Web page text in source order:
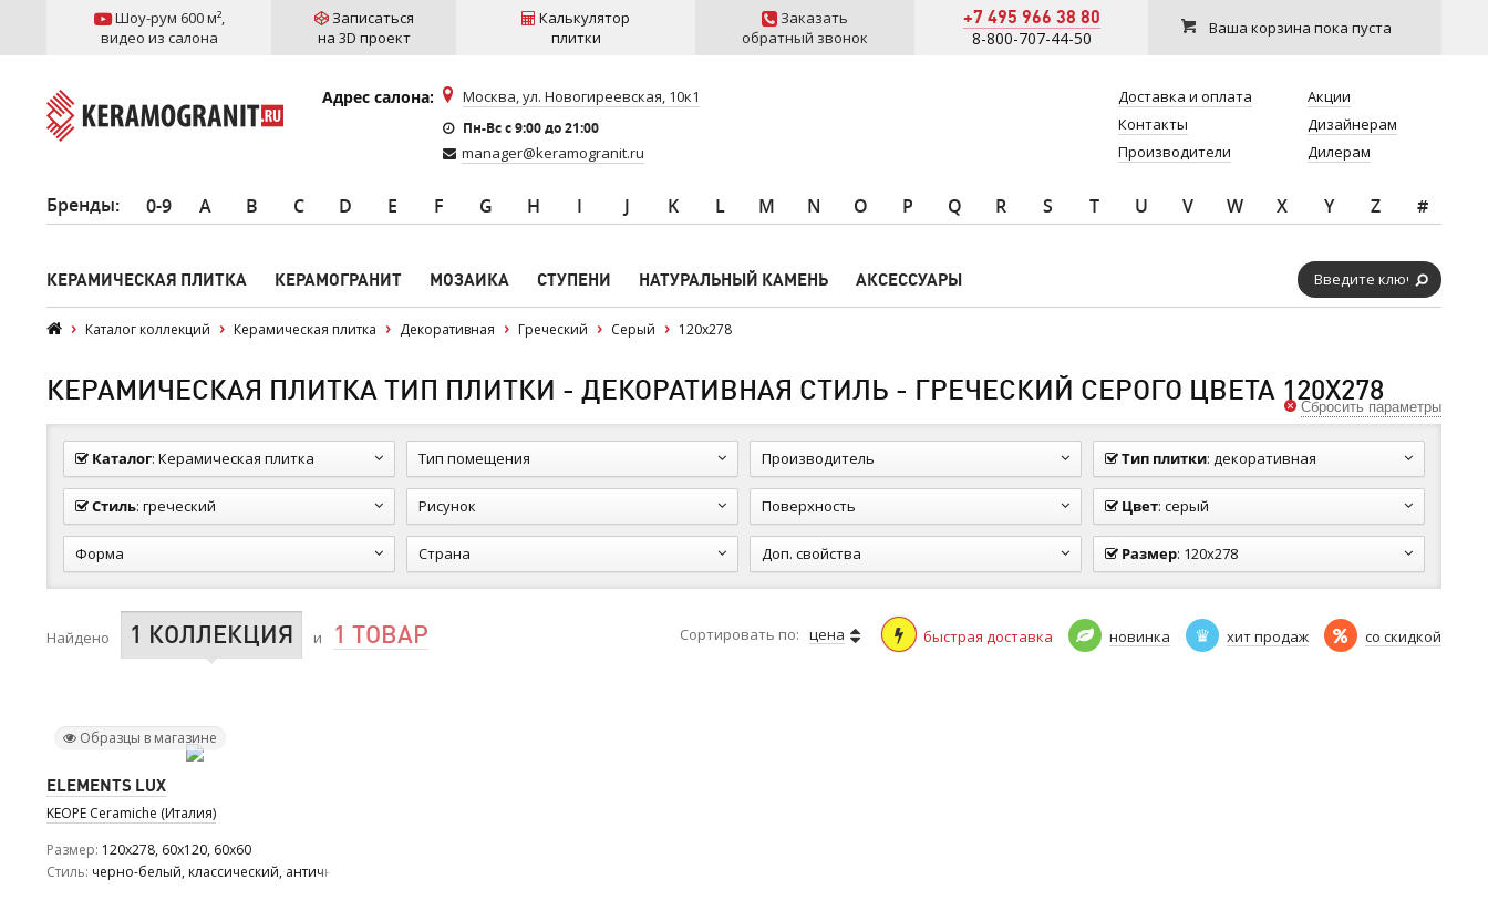
Шоу-рум 600 м²,
видео из салона
Записаться
на 3D проект
Калькулятор
плитки
Заказать
обратный звонок
+7 495 966 38 80
8-800-707-44-50 Ваша корзина пока пуста
Адрес салона: Москва, ул. Новогиреевская, 10к1
Пн-Вс c 9:00 до 21:00
manager@keramogranit.ru
Доставка и оплата
Контакты
Производители
Акции
Дизайнерам
Дилерам
Бренды: 0-9 A B C D E F G H I J K L M N O P Q R S T U V W X Y Z #
КЕРАМИЧЕСКАЯ ПЛИТКА КЕРАМОГРАНИТ МОЗАИКА СТУПЕНИ НАТУРАЛЬНЫЙ КАМЕНЬ АКСЕССУАРЫ
Каталог коллекций Керамическая плитка Декоративная Греческий Серый 120x278
КЕРАМИЧЕСКАЯ ПЛИТКА ТИП ПЛИТКИ - ДЕКОРАТИВНАЯ СТИЛЬ - ГРЕЧЕСКИЙ СЕРОГО ЦВЕТА 120Х278
Каталог: Керамическая плитка Тип помещения Производитель Тип плитки: декоративная
Стиль: греческий Рисунок Поверхность Цвет: серый
Форма Страна Доп. свойства Размер: 120x278
Сбросить параметры
Найдено 1 КОЛЛЕКЦИЯ и 1 ТОВАР Сортировать по: цена быстрая доставка новинка хит продаж со скидкой
Образцы в магазине
ELEMENTS LUX
KEOPE Ceramiche (Италия)
Размер 120x278, 60x120, 60x60
Стиль черно-белый, классический, античный